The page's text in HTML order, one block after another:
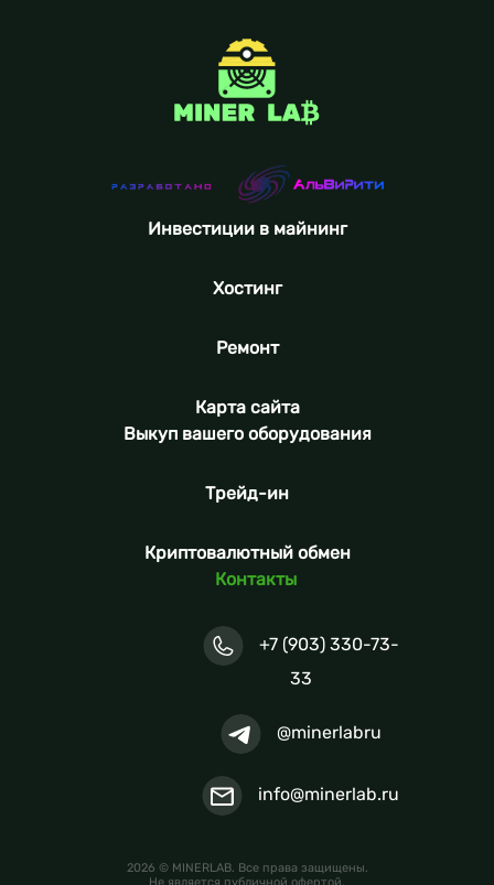
Инвестиции в майнинг
Хостинг
Ремонт
Карта сайта
Выкуп вашего оборудования
Трейд-ин
Криптовалютный обмен
Контакты
+7 (903) 330-73-
33
@minerlabru
info@minerlab.ru
2026 © MINERLAB. Все права защищены.